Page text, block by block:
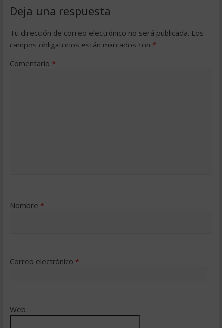
Deja una respuesta
Tu dirección de correo electrónico no será publicada. Los
campos obligatorios están marcados con *
Comentario *
Nombre *
Correo electrónico *
Web